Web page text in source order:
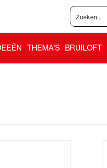
THEMA'S BRUILOFT